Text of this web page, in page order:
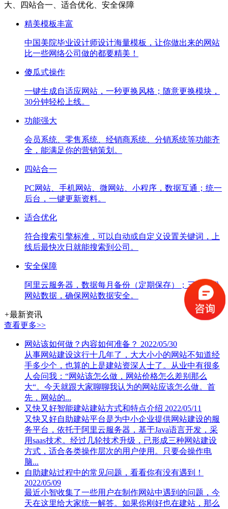
大、四站合一、适合优化、安全保障
精美模板丰富
中国美院毕业设计师设计海量模板，让你做出来的网站
比一些网络公司做的都要精美！
傻瓜式操作
一键生成自适应网站，一秒更换风格；随意更换模块，
30分钟轻松上线。
功能强大
会员系统、零售系统、经销商系统、分销系统等功能齐
全，能满足你的营销策划。
四站合一
PC网站、手机网站、微网站、小程序，数据互通；统一
后台，一键更新资料。
适合优化
符合搜索引擎标准，可以自动或自定义设置关键词，上
线后最快次日就能搜索到公司。
安全保障
阿里云服务器，数据每月备份（定期保存）；三处备份
网站数据，确保网站数据安全。
+最新资讯
查看更多>>
网站该如何做？内容如何准备？ 2022/05/30
从事网站建设这行十几年了，大大小小的网站不知道经
手多少个，也算的上是建站资深人士了。从业中有很多
人会问我：“网站该怎么做，网站价格怎么差别那么
大“。今天就跟大家聊聊我认为的网站应该怎么做。首
先，网站的...
又快又好智能建站建站方式和特点介绍 2022/05/11
又快又好自助建站平台是为中小企业提供网站建设的服
务平台，依托于阿里云服务器，基于Java语言开发，采
用saas技术。经过几轮技术升级，已形成三种网站建设
方式，适合各类操作层次的用户使用。只要会操作电
脑...
自助建站过程中的常见问题，看看你有没有遇到！
2022/05/09
最近小智收集了一些用户在制作网站中遇到的问题，今
天在这里给大家统一解答。如果你刚好也在建站，那么